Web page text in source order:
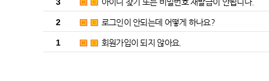
2 로그인이 안되는데 어떻게 하나요?
1 회원가입이 되지 않아요.